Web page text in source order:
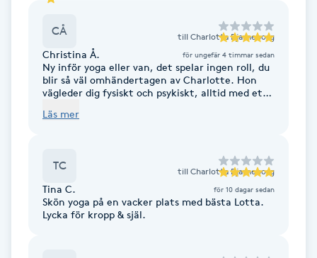
Gua Sha-massage
Hatha Yoga
Herrklippning
CÅ till Charlotta Bjarneborg
Christina Å. för ungefär 4 timmar sedan
Ny inför yoga eller van, det spelar ingen roll, du
blir så väl omhändertagen av Charlotte. Hon
vägleder dig fysiskt och psykiskt, alltid med ett
lugn och en längtan att få komma tillbaka…
Läs mer
TC till Charlotta Bjarneborg
Tina C. för 10 dagar sedan
Skön yoga på en vacker plats med bästa Lotta.
Lycka för kropp & själ.